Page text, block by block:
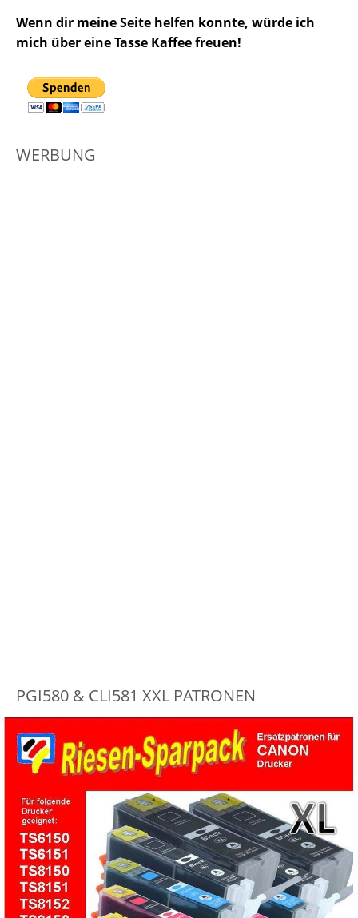
Wenn dir meine Seite helfen konnte, würde ich
mich über eine Tasse Kaffee freuen!
WERBUNG
PGI580 & CLI581 XXL PATRONEN